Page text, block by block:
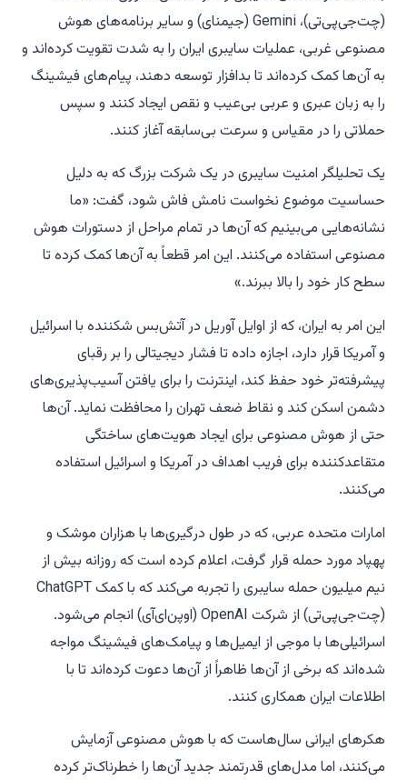
(چت‌جی‌پی‌تی)، Gemini (جیمنای) و سایر برنامه‌های هوش
مصنوعی غربی، عملیات سایبری ایران را به شدت تقویت کرده‌اند و
به آن‌ها کمک کرده‌اند تا بدافزار توسعه دهند، پیام‌های فیشینگ
را به زبان عبری و عربی بی‌عیب و نقص ایجاد کنند و سپس
حملاتی را در مقیاس و سرعت بی‌سابقه آغاز کنند.
یک تحلیلگر امنیت سایبری در یک شرکت بزرگ که به دلیل
حساسیت موضوع نخواست نامش فاش شود، گفت: «ما
نشانه‌هایی می‌بینیم که آن‌ها در تمام مراحل از دستورات هوش
مصنوعی استفاده می‌کنند. این امر قطعاً به آن‌ها کمک کرده تا
سطح کار خود را بالا ببرند.»
این امر به ایران، که از اوایل آوریل در آتش‌بس شکننده با اسرائیل
و آمریکا قرار دارد، اجازه داده تا فشار دیجیتالی را بر رقبای
پیشرفته‌تر خود حفظ کند، اینترنت را برای یافتن آسیب‌پذیری‌های
دشمن اسکن کند و نقاط ضعف تهران را محافظت نماید. آن‌ها
حتی از هوش مصنوعی برای ایجاد هویت‌های ساختگی
متقاعدکننده برای فریب اهداف در آمریکا و اسرائیل استفاده
می‌کنند.
امارات متحده عربی، که در طول درگیری‌ها با هزاران موشک و
پهپاد مورد حمله قرار گرفت، اعلام کرده است که روزانه بیش از
نیم میلیون حمله سایبری را تجربه می‌کند که با کمک ChatGPT
(چت‌جی‌پی‌تی) از شرکت OpenAI (اوپن‌ای‌آی) انجام می‌شود.
اسرائیلی‌ها با موجی از ایمیل‌ها و پیامک‌های فیشینگ مواجه
شده‌اند که برخی از آن‌ها ظاهراً از آن‌ها دعوت کرده‌اند تا با
اطلاعات ایران همکاری کنند.
هکرهای ایرانی سال‌هاست که با هوش مصنوعی آزمایش
می‌کنند، اما مدل‌های قدرتمند جدید آن‌ها را خطرناک‌تر کرده